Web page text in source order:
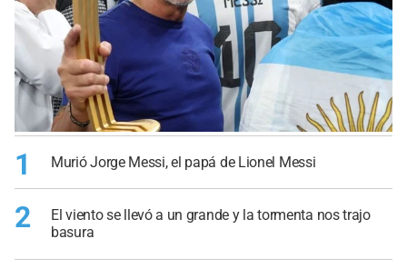
1 Murió Jorge Messi, el papá de Lionel Messi
2
El viento se llevó a un grande y la tormenta nos trajo
basura